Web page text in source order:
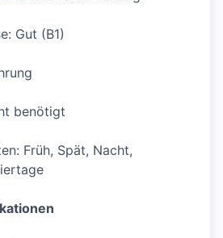
Gut (B1)
benötigt
Früh, Spät, Nacht,